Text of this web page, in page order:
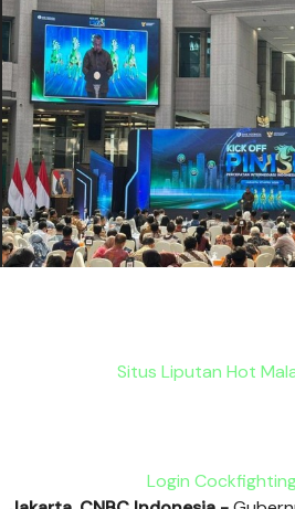
Situs Liputan Hot
Login